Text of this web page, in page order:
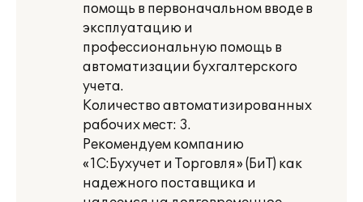
помощь в первоначальном вводе в
эксплуатацию и
профессиональную помощь в
автоматизации бухгалтерского
учета.
Количество автоматизированных
рабочих мест: 3.
Рекомендуем компанию
«1С:Бухучет и Торговля» (БиТ) как
надежного поставщика и